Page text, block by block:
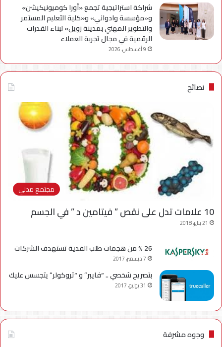
شراكة استراتيجية تجمع «أورا كوميونيكيشن»
و«مؤسسة وادواني» و«كلية التعليم المستمر
والتطوير المهني بمدينة زويل» لبناء القدرات
الرقمية في مجال تجربة العملاء
9 أغسطس، 2026
نصائح
مجتمع مدني
10 علامات تدل على نقص ” فيتامين د ” في الجسم
21 يناير، 2018
26 % من هجمات طلب الفدية تستهدف الشركات
7 ديسمبر، 2017
بتصريح شخصي .. “فايبر” و “تروكولر” يتجسس عليك
31 يوليو، 2017
وجوه مشرفة